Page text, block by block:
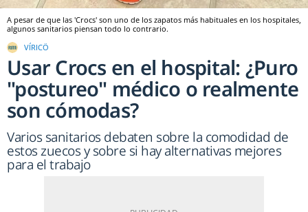
A pesar de que las 'Crocs' son uno de los zapatos más habituales en los hospitales,
algunos sanitarios piensan todo lo contrario.
VÍRICÖ
Usar Crocs en el hospital: ¿Puro
"postureo" médico o realmente
son cómodas?
Varios sanitarios debaten sobre la comodidad de
estos zuecos y sobre si hay alternativas mejores
para el trabajo